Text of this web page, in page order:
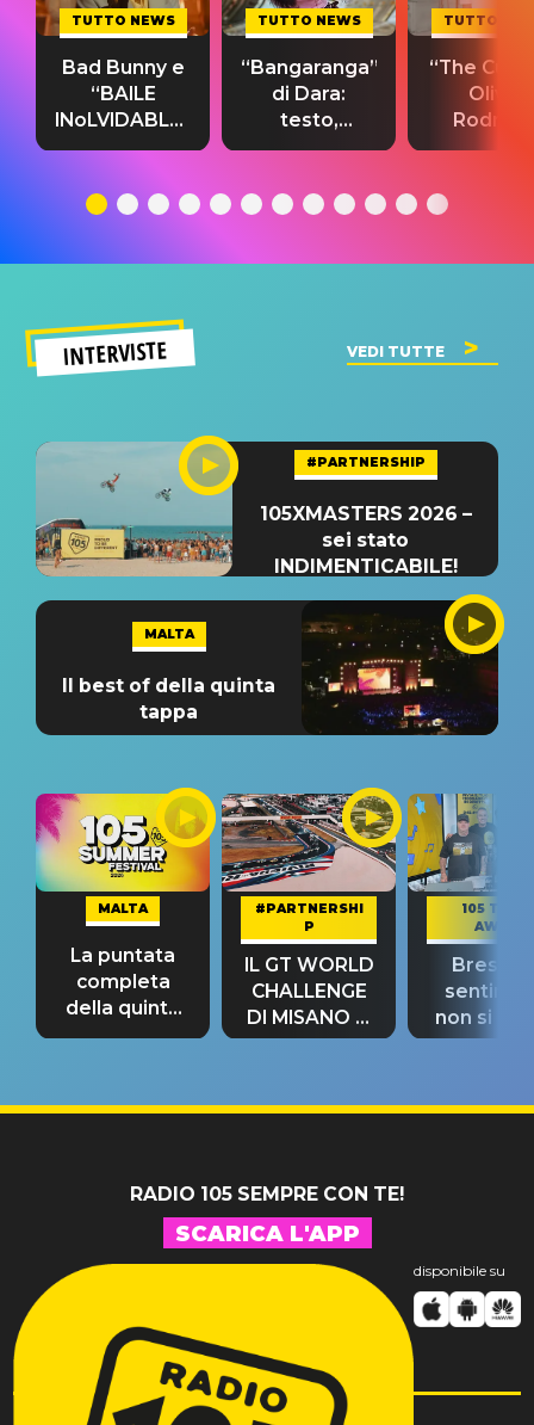
TUTTO NEWS
Bad Bunny e
“BAILE
INoLVIDABLE”:
testo,
significato
TUTTO NEWS
“Bangaranga”
di Dara:
testo,
traduzione e
del singolo
TUTTO
“The
Olivia
testo,
INTERVISTE VEDI TUTTE
#PARTNERSHIP
105XMASTERS 2026 –
sei stato
INDIMENTICABILE!
MALTA
Il best of della quinta
tappa
MALTA
La puntata
completa
della quinta
tappa
#PARTNERSHI
P
IL GT WORLD
CHALLENGE
DI MISANO si
riconferma
105 TAKE
AWAY
Bresh:
non si
fino alla
RADIO 105 SEMPRE CON TE!
SCARICA L'APP
disponibile su